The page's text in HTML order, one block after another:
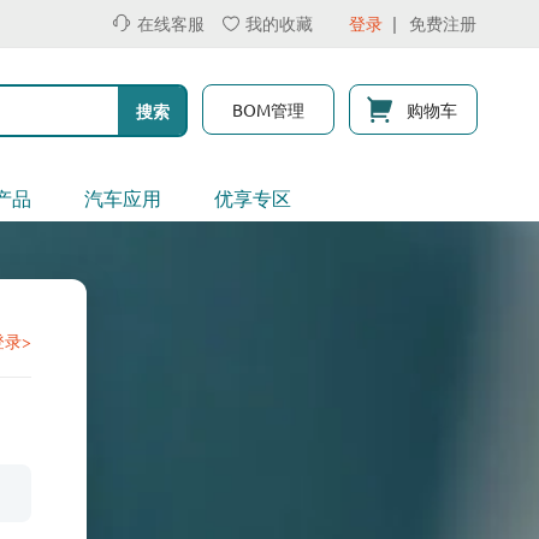
在线客服 我的收藏 登录 免费注册
购物车
BOM管理
搜索
品 汽车应用 优享专区
录>